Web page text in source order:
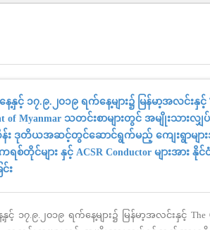
နှင့် ၁၇.၉.၂၀၁၉ ရက်နေ့များ၌ မြန်မာ့အလင်းနှင့်
of Myanmar သတင်းစာများတွင် အမျိုးသားလ
န်း ဒုတိယအဆင့်တွင်ဆောင်ရွက်မည့် ကျေးရွာမျ
င်များ နှင့် ACSR Conductor များအား နို
း
င့် ၁၇.၉.၂၀၁၉ ရက်နေ့များ၌ မြန်မာ့အလင်းနှင့် The